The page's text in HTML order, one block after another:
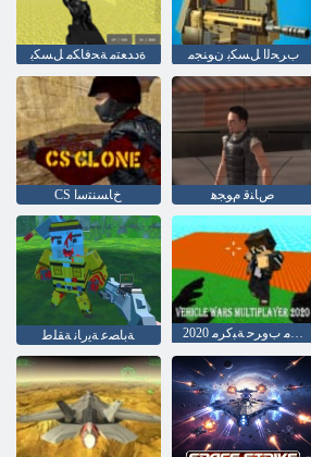
ﺓﺩﺪﻌﺘﻣ ﺔﺤﻓﺎﻜﻣ ﻞﺴﻜﺑ ﺏﺮﺤﻟﺍ ﻞﺴﻜﺑ ﻥﻮﻨﺠﻣ
CS ﺥﺎﺴﻨﺘﺳﺍ ﺹﺎﻨﻗ ﻡﻮﺠﻫ
ﺔﺑﺎﺼﻋ ﺔﻳﺭﺎﻧ ﺔﻘﻠﻃ 2020 ﺓﺩﺪﻌﺘﻣ ﺏﻭﺮﺣ ﺔﺒﻛﺮﻣ